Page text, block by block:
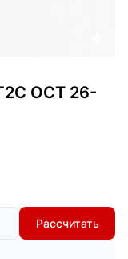
ОСТ 26-
Рассчитать